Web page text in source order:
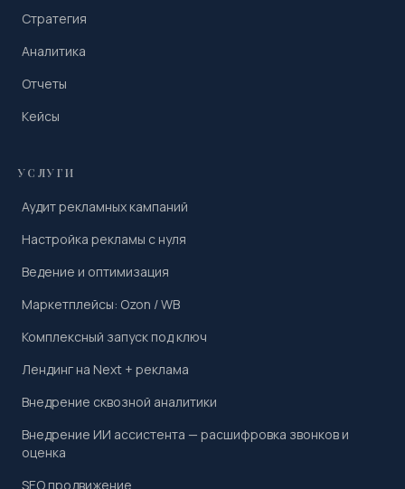
Стратегия
Аналитика
Отчеты
Кейсы
УСЛУГИ
Аудит рекламных кампаний
Настройка рекламы с нуля
Ведение и оптимизация
Маркетплейсы: Ozon / WB
Комплексный запуск под ключ
Лендинг на Next + реклама
Внедрение сквозной аналитики
Внедрение ИИ ассистента — расшифровка звонков и
оценка
SEO продвижение